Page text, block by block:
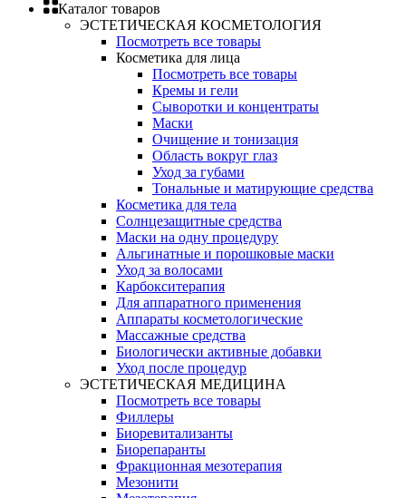
Каталог товаров
ЭСТЕТИЧЕСКАЯ КОСМЕТОЛОГИЯ
Посмотреть все товары
Косметика для лица
Посмотреть все товары
Кремы и гели
Сыворотки и концентраты
Маски
Очищение и тонизация
Область вокруг глаз
Уход за губами
Тональные и матирующие средства
Косметика для тела
Солнцезащитные средства
Маски на одну процедуру
Альгинатные и порошковые маски
Уход за волосами
Карбокситерапия
Для аппаратного применения
Аппараты косметологические
Массажные средства
Биологически активные добавки
Уход после процедур
ЭСТЕТИЧЕСКАЯ МЕДИЦИНА
Посмотреть все товары
Филлеры
Биоревитализанты
Биорепаранты
Фракционная мезотерапия
Мезонити